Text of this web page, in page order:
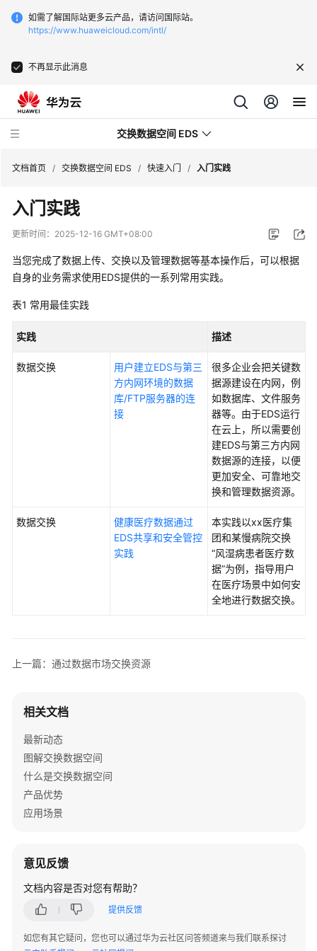
如需了解国际站更多云产品，请访问国际站。
https://www.huaweicloud.com/intl/
不再显示此消息
交换数据空间 EDS
最
新
态
品
绍
计
点
据
交
换
源
入
门
户
（交
文档首页 / 交换数据空间 EDS / 快速入门 / 入门实践
入门实践
更新时间： 2025-12-16 GMT+08:00
当您完成了数据上传、交换以及管理数据等基本操作后，可以根据
自身的业务需求使用EDS提供的一系列常用实践。
表1 常用最佳实践
实践 描述
数据交换
用户建立EDS与第三
方内网环境的数据
库/FTP服务器的连
接
很多企业会把关键数
据源建设在内网，例
如数据库、文件服务
器等。由于EDS运行
在云上，所以需要创
建EDS与第三方内网
数据源的连接，以便
更加安全、可靠地交
换和管理数据资源。
数据交换
健康医疗数据通过
EDS共享和安全管控
实践
本实践以xx医疗集
团和某慢病院交换
“风湿病患者医疗数
据”为例，指导用户
在医疗场景中如何安
全地进行数据交换。
上一篇：通过数据市场交换资源
相关文档
最新动态
图解交换数据空间
什么是交换数据空间
产品优势
应用场景
意见反馈
文档内容是否对您有帮助？
提供反馈
如您有其它疑问，您也可以通过华为云社区问答频道来与我们联系探讨